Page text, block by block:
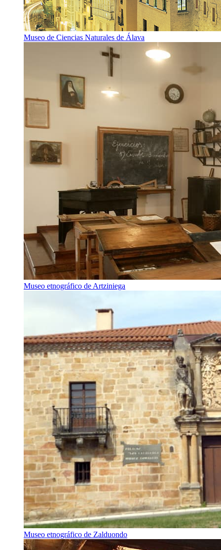
Museo de Ciencias Naturales de Álava
Museo etnográfico de Artziniega
Museo etnográfico de Zalduondo